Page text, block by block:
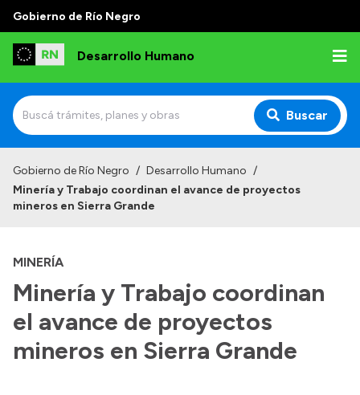
Gobierno de Río Negro
Desarrollo Humano
Buscar
Institucional
Autoridades
Delegaciones
Normativa
Gobierno de Río Negro / Desarrollo Humano /
Minería y Trabajo coordinan el avance de proyectos
mineros en Sierra Grande
MINERÍA
Minería y Trabajo coordinan
el avance de proyectos
mineros en Sierra Grande